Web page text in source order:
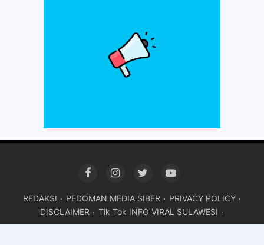
REDAKSI PEDOMAN MEDIA SIBER
PRIVACY POLICY
DISCLAIMER
Tik Tok INFO VIRAL SULAWESI